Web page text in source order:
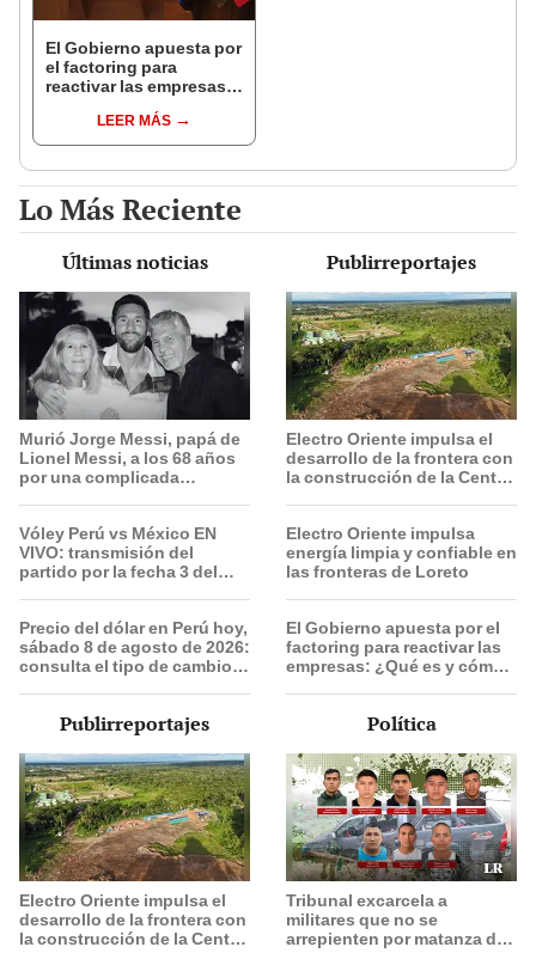
El Gobierno apuesta por
el factoring para
reactivar las empresas:
funciona?LEER MÁS
Lo Más Reciente
Últimas noticias
Murió Jorge Messi, papá de
Lionel Messi, a los 68 años
por una complicada
Vóley Perú vs México EN
VIVO: transmisión del
partido por la fecha 3 del
Precio del dólar en Perú hoy,
sábado 8 de agosto de 2026:
consulta el tipo de cambio
Publirreportajes
Electro Oriente impulsa el
desarrollo de la frontera con
la construcción de la Central
Electro Oriente impulsa
energía limpia y confiable en
las fronteras de Loreto
El Gobierno apuesta por el
factoring para reactivar las
empresas: ¿Qué es y cómo
Publirreportajes
Electro Oriente impulsa el
desarrollo de la frontera con
la construcción de la Central
Política
Tribunal excarcela a
militares que no se
arrepienten por matanza de